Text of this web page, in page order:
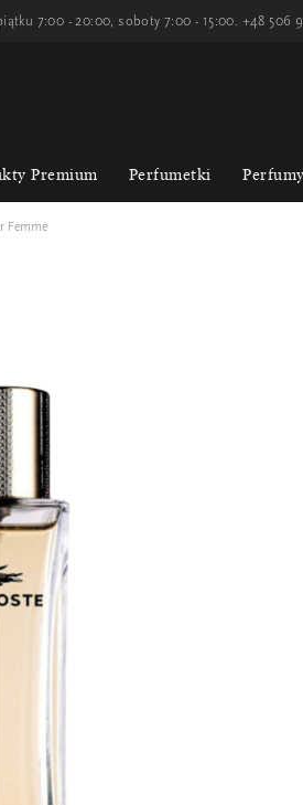
7:00 - 20:00, soboty 7:00 - 15:00. +48 506
Premium Perfumetki
Femme